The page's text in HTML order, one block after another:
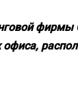
фирмы